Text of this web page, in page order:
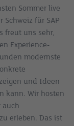
Sommer live
für SAP
freut uns sehr,
Experience-
modernste
und Ideen
kann. Wir hosten
auch
erleben. Das ist